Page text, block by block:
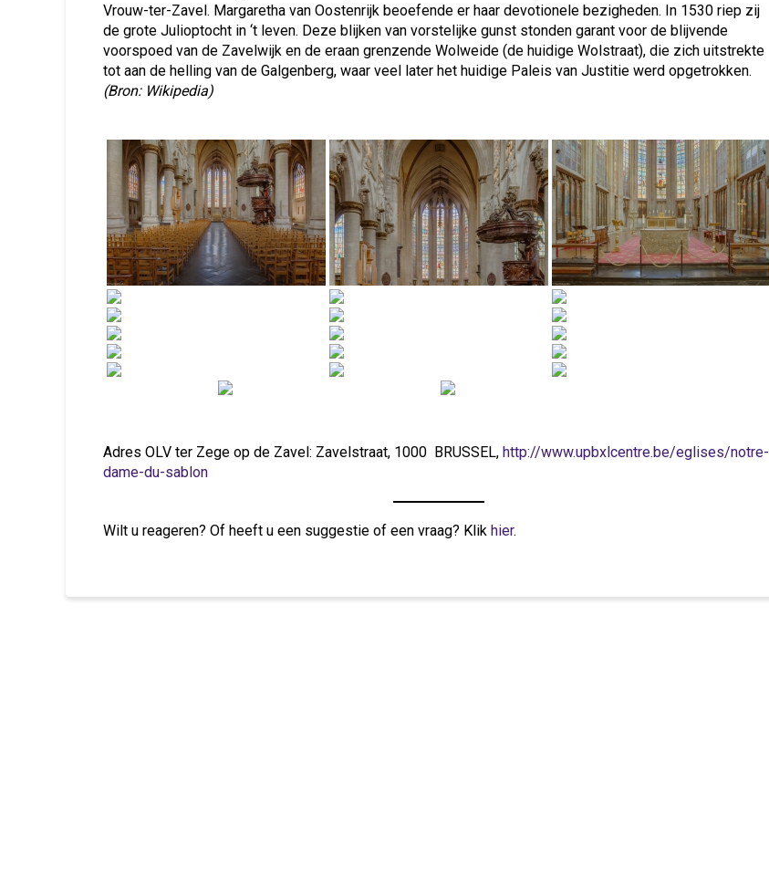
Vrouw-ter-Zavel. Margaretha van Oostenrijk beoefende er haar devotionele bezigheden. In 1530 riep zij
de grote Julioptocht in ‘t leven. Deze blijken van vorstelijke gunst stonden garant voor de blijvende
voorspoed van de Zavelwijk en de eraan grenzende Wolweide (de huidige Wolstraat), die zich uitstrekte
tot aan de helling van de Galgenberg, waar veel later het huidige Paleis van Justitie werd opgetrokken.
(Bron: Wikipedia)
Adres OLV ter Zege op de Zavel: Zavelstraat, 1000 BRUSSEL, http://www.upbxlcentre.be/eglises/notre-
dame-du-sablon
Wilt u reageren? Of heeft u een suggestie of een vraag? Klik hier.